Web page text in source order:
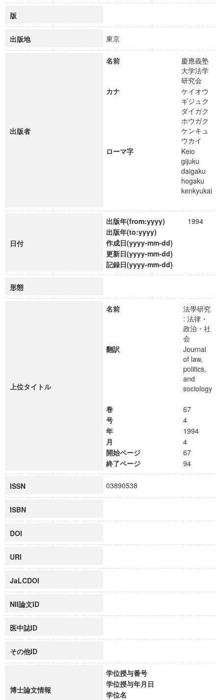
版
出版地 東京
出版者
名前
慶應義塾
大学法学
研究会
カナ
ケイオウ
ギジュク
ダイガク
ホウガク
ケンキュ
ウカイ
ローマ字
Keio
gijuku
daigaku
hogaku
kenkyukai
日付
出版年(from:yyyy)
1994
出版年(to:yyyy)
作成日(yyyy-mm-dd)
更新日(yyyy-mm-dd)
記録日(yyyy-mm-dd)
形態
上位タイトル
名前
法學研究
: 法律・
政治・社
会
翻訳
Journal
of law,
politics,
and
sociology
巻
67
号
4
年
1994
月
4
開始ページ
67
終了ページ
94
ISSN 03890538
ISBN
DOI
URI
JaLCDOI
NII論文ID
医中誌ID
その他ID
博士論文情報
学位授与番号
学位授与年月日
学位名